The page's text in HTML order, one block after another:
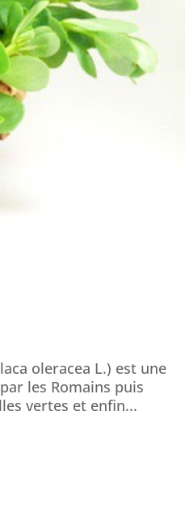
oleracea L.) est une
les Romains puis
vertes et enfin...